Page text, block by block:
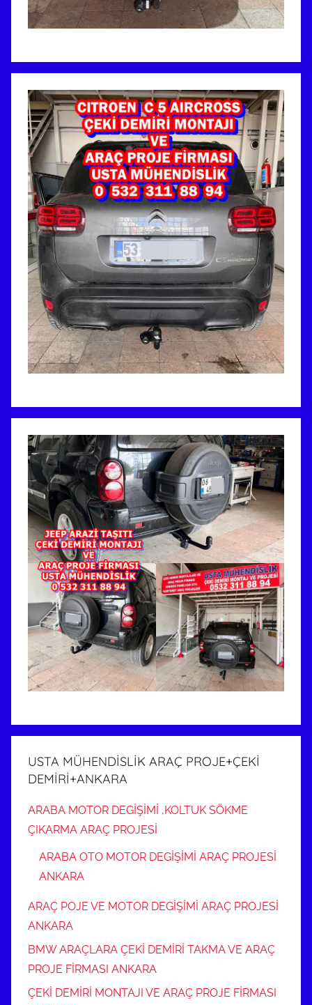
USTA MÜHENDİSLİK ARAÇ PROJE+ÇEKİ
DEMİRİ+ANKARA
ARABA MOTOR DEGİŞİMİ ,KOLTUK SÖKME
ÇIKARMA ARAÇ PROJESİ
ARABA OTO MOTOR DEGİŞİMİ ARAÇ PROJESİ
ANKARA
ARAÇ POJE VE MOTOR DEGİŞİMİ ARAÇ PROJESİ
ANKARA
BMW ARAÇLARA ÇEKİ DEMİRİ TAKMA VE ARAÇ
PROJE FİRMASI ANKARA
ÇEKİ DEMİRİ MONTAJI VE ARAÇ PROJE FİRMASI